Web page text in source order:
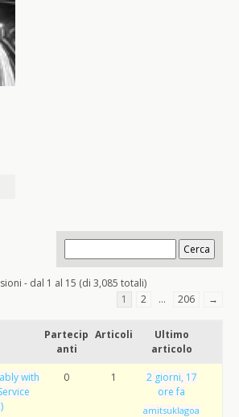
- dal 1 al 15 (di 3,085 totali)
1
2 … 206 →
Partecip
anti
Articoli
Ultimo
articolo
with
0 1
2 giorni, 17
ore fa
amitsuklagoa